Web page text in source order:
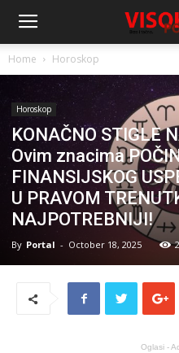
Home Horoskop
Horoskop
KONAČNO STIGLE
Ovim znacima
FINANSIJSKOG
U PRAVOM
NAJPOTREBNIJI!
By Portal - October 18, 2025
Oglasi -